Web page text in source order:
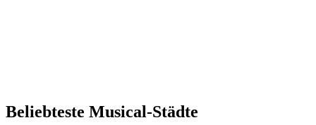
Beliebteste Musical-Städte